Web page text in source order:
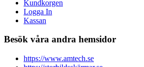
Kundkorgen
Logga In
Kassan
Besök våra andra hemsidor
https://www.amtech.se